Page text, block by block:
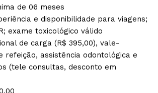
de 06 meses
e disponibilidade para viagens;
exame toxicológico válido
de carga (R$ 395,00), vale-
refeição, assistência odontológica e
(tele consultas, desconto em